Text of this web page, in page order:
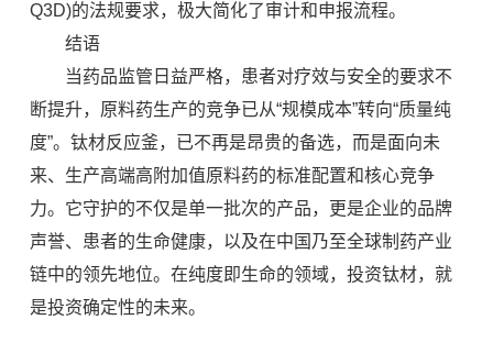
Q3D)的法规要求，极大简化了审计和申报流程。
结语
当药品监管日益严格，患者对疗效与安全的要求不
断提升，原料药生产的竞争已从“规模成本”转向“质量纯
度”。钛材反应釜，已不再是昂贵的备选，而是面向未
来、生产高端高附加值原料药的标准配置和核心竞争
力。它守护的不仅是单一批次的产品，更是企业的品牌
声誉、患者的生命健康，以及在中国乃至全球制药产业
链中的领先地位。在纯度即生命的领域，投资钛材，就
是投资确定性的未来。